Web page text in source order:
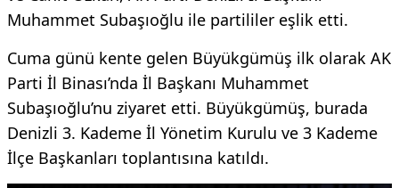
Muhammet Subaşıoğlu ile partililer eşlik etti.
Cuma günü kente gelen Büyükgümüş ilk olarak AK
Parti İl Binası’nda İl Başkanı Muhammet
Subaşıoğlu’nu ziyaret etti. Büyükgümüş, burada
Denizli 3. Kademe İl Yönetim Kurulu ve 3 Kademe
İlçe Başkanları toplantısına katıldı.